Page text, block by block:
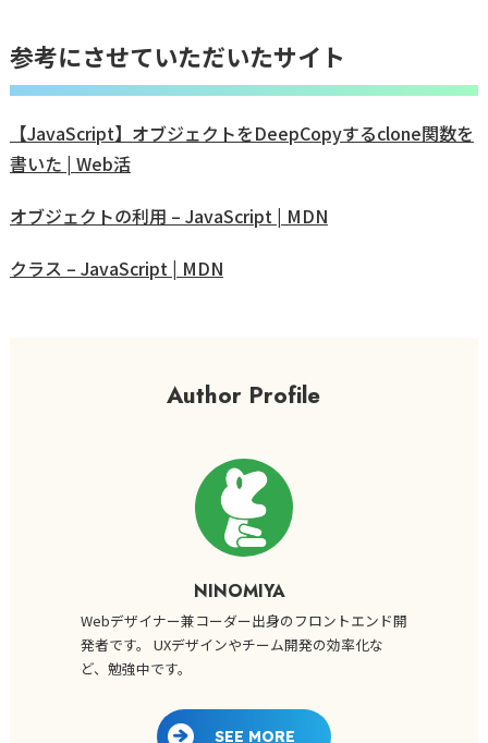
参考にさせていただいたサイト
【JavaScript】オブジェクトをDeepCopyするclone関数を
書いた | Web活
オブジェクトの利用 – JavaScript | MDN
クラス – JavaScript | MDN
Author Profile
NINOMIYA
Webデザイナー兼コーダー出身のフロントエンド開
発者です。 UXデザインやチーム開発の効率化な
ど、勉強中です。
SEE MORE